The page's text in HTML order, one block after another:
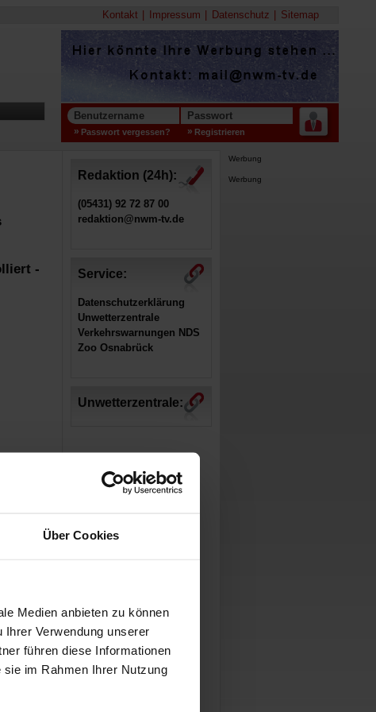
Über Cookies
Medien anbieten zu können
Verwendung unserer
führen diese Informationen
im Rahmen Ihrer Nutzung
Kontakt Impressum Datenschutz Sitemap
Benutzername Passwort
Passwort vergessen? Registrieren
-
Redaktion (24h):
(05431) 92 72 87 00
redaktion@nwm-tv.de
Service:
Datenschutzerklärung
Unwetterzentrale
Verkehrswarnungen NDS
Zoo Osnabrück
Unwetterzentrale:
Werbung
Werbung